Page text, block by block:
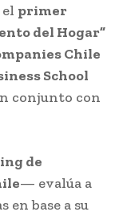
primer
del Hogar”
Chile
School
conjunto con
de
— evalúa a
base a su